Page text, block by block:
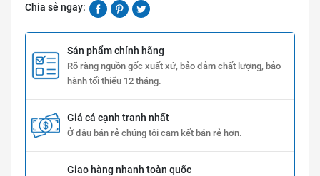
Chia sẻ ngay:
Sản phẩm chính hãng
Rõ ràng nguồn gốc xuất xứ, bảo đảm chất lượng, bảo
hành tối thiểu 12 tháng.
Giá cả cạnh tranh nhất
Ở đâu bán rẻ chúng tôi cam kết bán rẻ hơn.
Giao hàng nhanh toàn quốc